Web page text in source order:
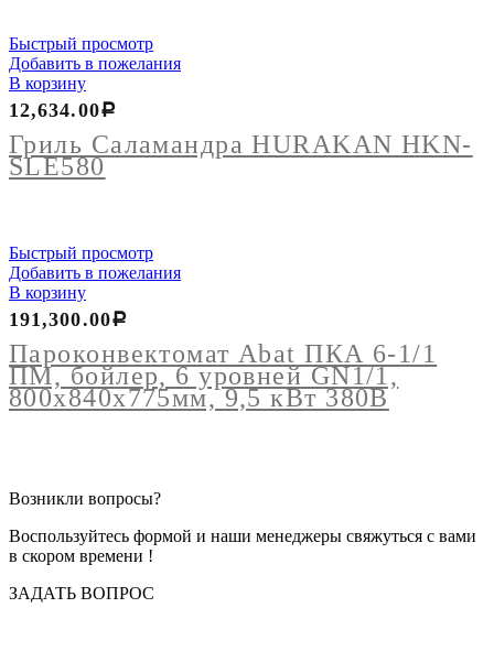
Быстрый просмотр
Добавить в пожелания
В корзину
Гриль Саламандра HURAKAN HKN-
SLE580
12,634.00Р
Быстрый просмотр
Добавить в пожелания
В корзину
Пароконвектомат Abat ПКА 6-1/1
ПМ, бойлер, 6 уровней GN1/1,
800х840х775мм, 9,5 кВт 380В
191,300.00Р
Возникли вопросы?
Воспользуйтесь формой и наши менеджеры свяжуться с вами
в скором времени !
ЗАДАТЬ ВОПРОС